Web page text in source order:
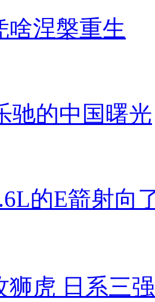
啥涅槃重生
驰的中国曙光
的E箭射向
狮虎 日系三